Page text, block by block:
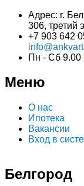
Адрес: г.
306, третий
+7 903 642
Пн - Сб 9.00
Меню
О нас
Ипотека
Вакансии
Вход в
Белгород